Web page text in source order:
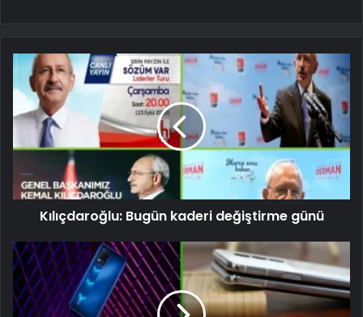
Kılıçdaroğlu: Bugün kaderi değiştirme günü